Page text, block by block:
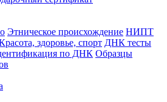
Этническое происхождение НИПТ
здоровье, спорт ДНК тесты
по ДНК Образцы